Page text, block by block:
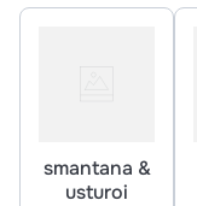
smantana &
usturoi